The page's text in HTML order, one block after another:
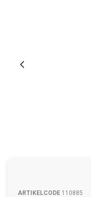
ARTIKELCODE 110885